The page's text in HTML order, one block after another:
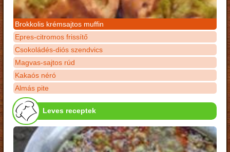
Brokkolis krémsajtos muffin
Epres-citromos frissítő
Csokoládés-diós szendvics
Magvas-sajtos rúd
Kakaós néró
Almás pite
Leves receptek